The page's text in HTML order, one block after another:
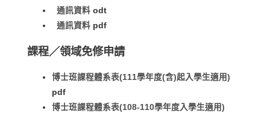
通訊資料 odt
通訊資料 pdf
課程／領域免修申請
博士班課程體系表(111學年度(含)起入學生適用)
pdf
博士班課程體系表(108-110學年度入學生適用)